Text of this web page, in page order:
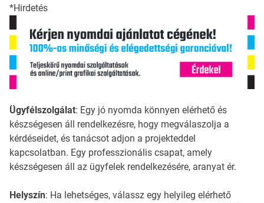
*Hirdetés
Ügyfélszolgálat: Egy jó nyomda könnyen elérhető és
készségesen áll rendelkezésre, hogy megválaszolja a
kérdéseidet, és tanácsot adjon a projekteddel
kapcsolatban. Egy professzionális csapat, amely
készségesen áll az ügyfelek rendelkezésére, aranyat ér.
Helyszín: Ha lehetséges, válassz egy helyileg elérhető